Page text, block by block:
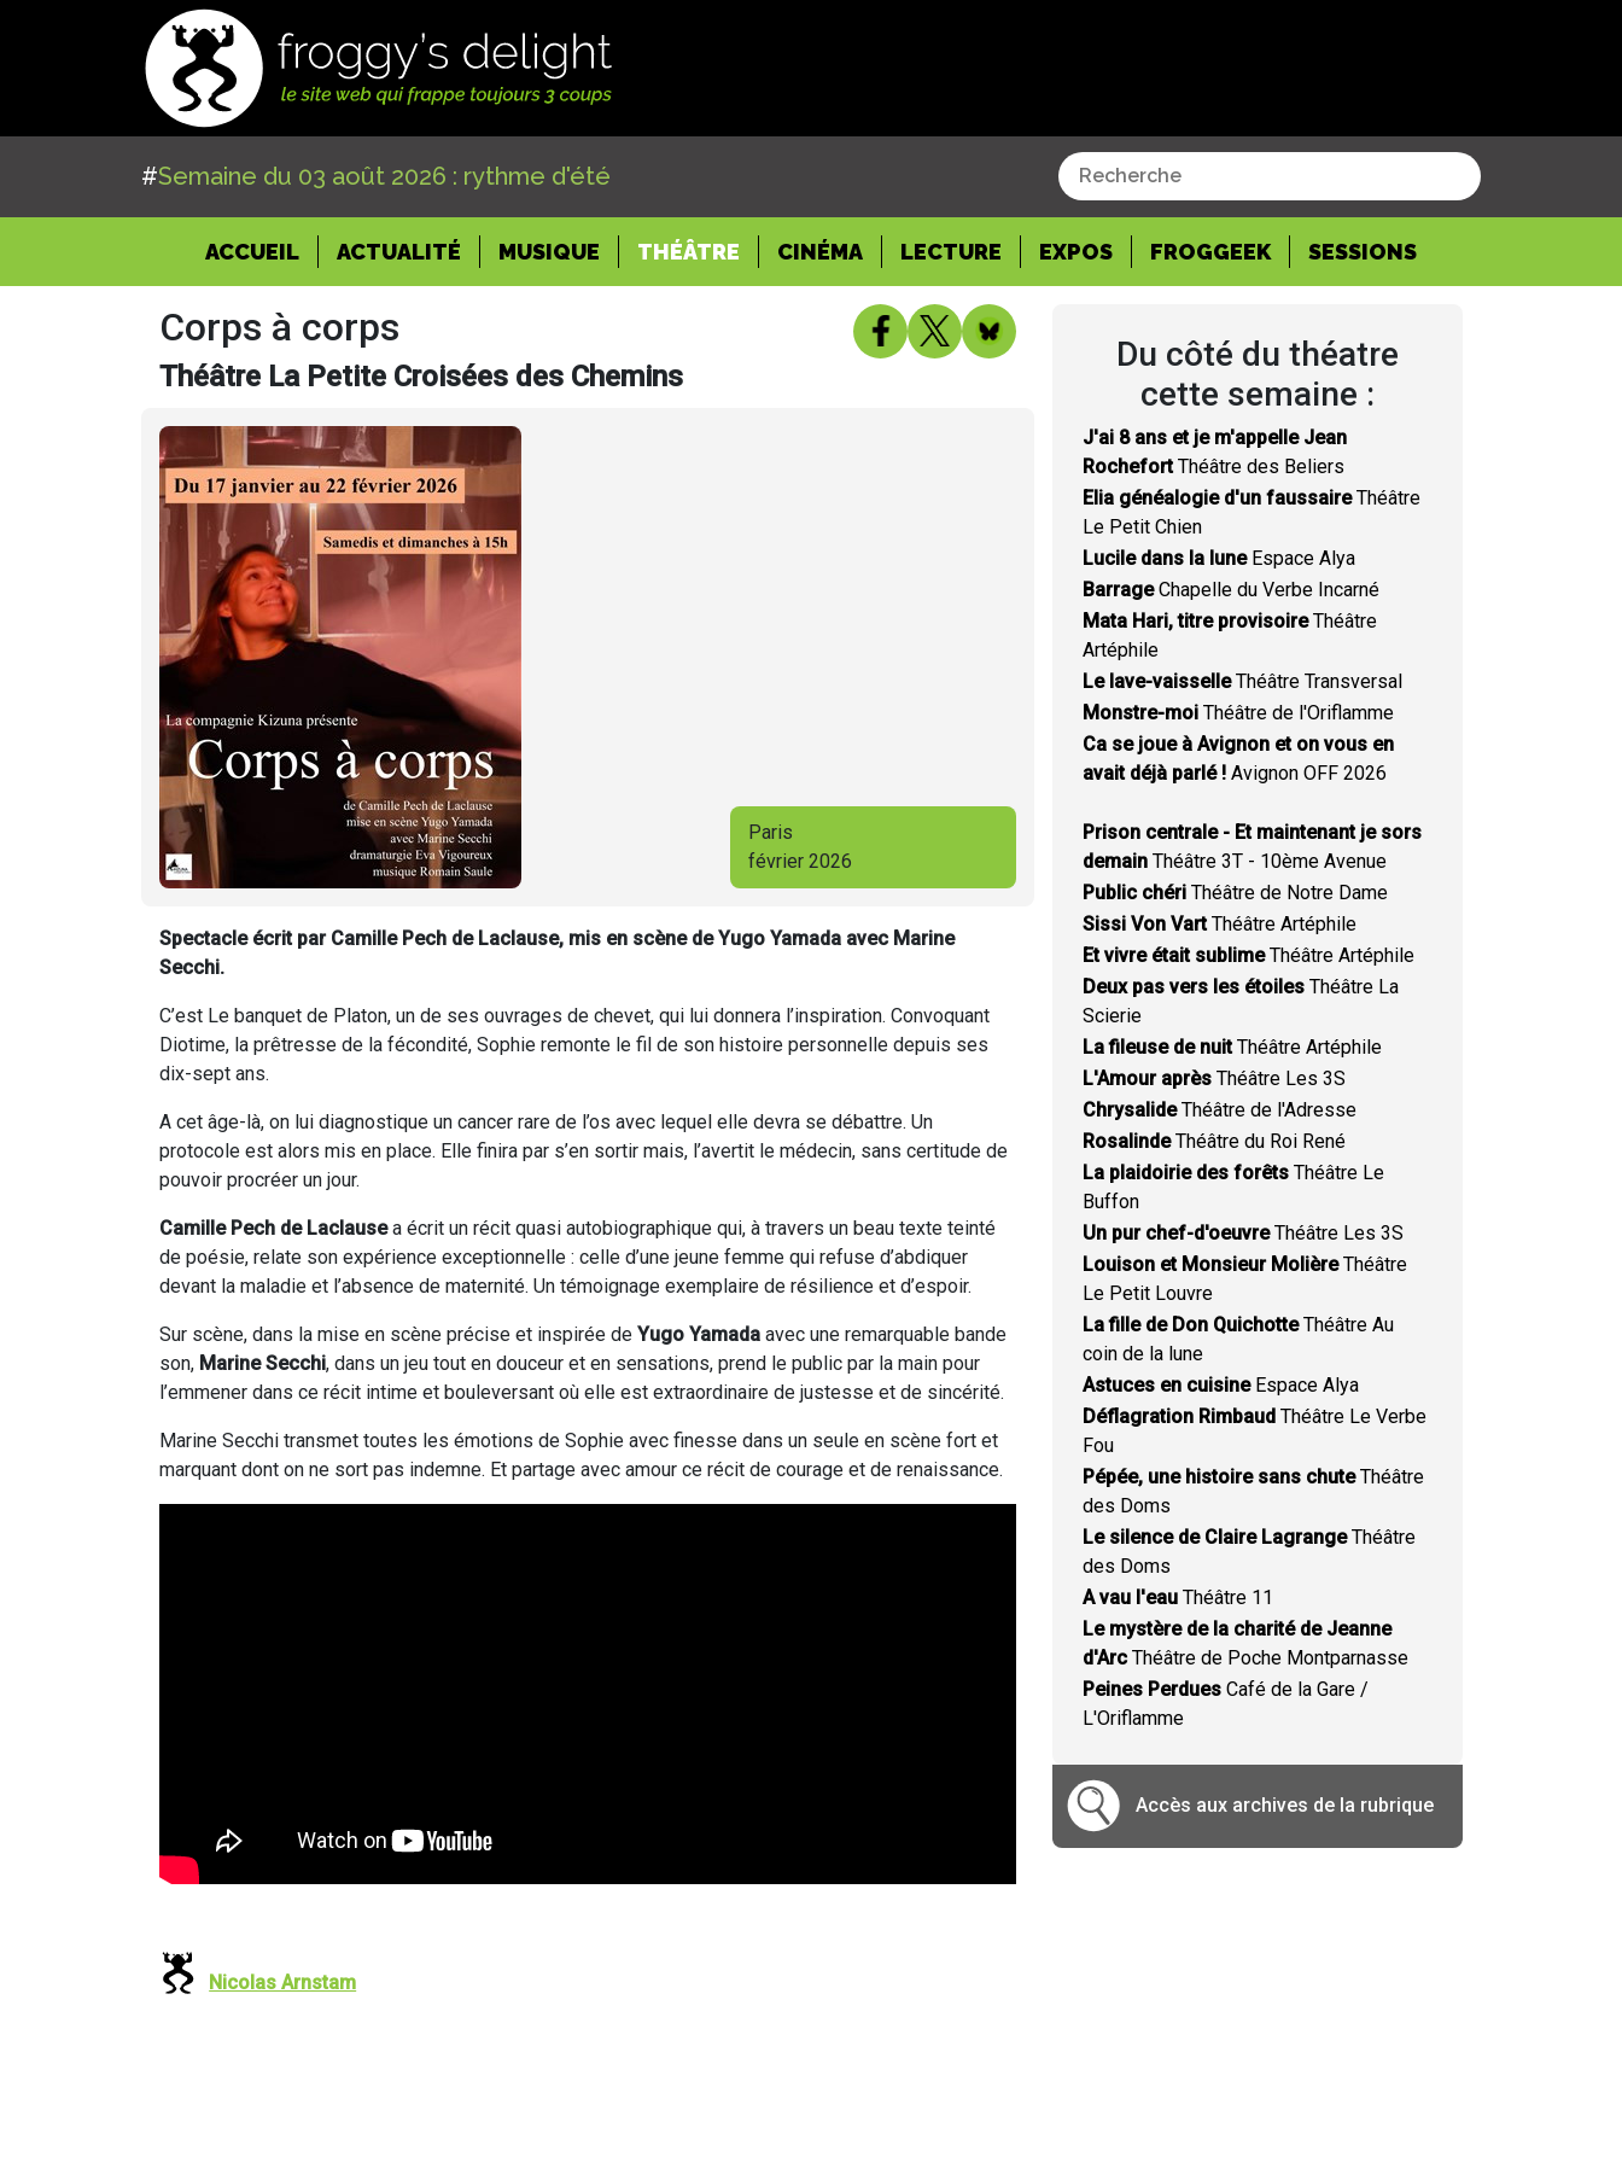
#Semaine du 03 août 2026 : rythme d'été
ACCUEIL(CURRENT)
ACTUALITÉ MUSIQUE THÉÂTRE CINÉMA LECTURE EXPOS FROGGEEK SESSIONS
Corps à corps
Théâtre La Petite Croisées des Chemins
Paris
février 2026
Spectacle écrit par Camille Pech de Laclause, mis en scène de Yugo Yamada avec Marine
Secchi.
C’est Le banquet de Platon, un de ses ouvrages de chevet, qui lui donnera l’inspiration. Convoquant
Diotime, la prêtresse de la fécondité, Sophie remonte le fil de son histoire personnelle depuis ses
dix-sept ans.
A cet âge-là, on lui diagnostique un cancer rare de l’os avec lequel elle devra se débattre. Un
protocole est alors mis en place. Elle finira par s’en sortir mais, l’avertit le médecin, sans certitude de
pouvoir procréer un jour.
Camille Pech de Laclausea écrit un récit quasi autobiographique qui, à travers un beau texte teinté
de poésie, relate son expérience exceptionnelle : celle d’une jeune femme qui refuse d’abdiquer
devant la maladie et l’absence de maternité. Un témoignage exemplaire de résilience et d’espoir.
Sur scène, dans la mise en scène précise et inspirée de Yugo Yamada avec une remarquable bande
son, Marine Secchi, dans un jeu tout en douceur et en sensations, prend le public par la main pour
l’emmener dans ce récit intime et bouleversant où elle est extraordinaire de justesse et de sincérité.
Marine Secchi transmet toutes les émotions de Sophie avec finesse dans un seule en scène fort et
marquant dont on ne sort pas indemne. Et partage avec amour ce récit de courage et de renaissance.
Nicolas Arnstam
Du côté du théatre
cette semaine :
J'ai 8 ans et je m'appelle Jean
RochefortThéâtre des Beliers
Elia généalogie d'un faussaireThéâtre
Le Petit Chien
Lucile dans la luneEspace Alya
BarrageChapelle du Verbe Incarné
Mata Hari, titre provisoireThéâtre
Artéphile
Le lave-vaisselleThéâtre Transversal
Monstre-moi Théâtre de l'Oriflamme
Ca se joue à Avignon et on vous en
avait déjà parlé ! Avignon OFF 2026
Prison centrale - Et maintenant je sors
demain Théâtre 3T - 10ème Avenue
Public chéri Théâtre de Notre Dame
Sissi Von VartThéâtre Artéphile
Et vivre était sublimeThéâtre Artéphile
Deux pas vers les étoiles Théâtre La
Scierie
La fileuse de nuitThéâtre Artéphile
L'Amour après Théâtre Les 3S
ChrysalideThéâtre de l'Adresse
RosalindeThéâtre du Roi René
La plaidoirie des forêts Théâtre Le
Buffon
Un pur chef-d'oeuvreThéâtre Les 3S
Louison et Monsieur MolièreThéâtre
Le Petit Louvre
La fille de Don QuichotteThéâtre Au
coin de la lune
Astuces en cuisineEspace Alya
Déflagration Rimbaud Théâtre Le Verbe
Fou
Pépée, une histoire sans chuteThéâtre
des Doms
Le silence de Claire LagrangeThéâtre
des Doms
A vau l'eau Théâtre 11
Le mystère de la charité de Jeanne
d'Arc Théâtre de Poche Montparnasse
Peines Perdues Café de la Gare /
L'Oriflamme
Accès aux archives de la rubrique